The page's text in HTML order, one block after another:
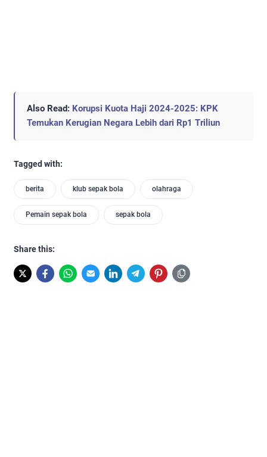
Also Read: Korupsi Kuota Haji 2024-2025: KPK
Temukan Kerugian Negara Lebih dari Rp1 Triliun
Tagged with:
berita klub sepak bola olahraga
Pemain sepak bola sepak bola
Share this: